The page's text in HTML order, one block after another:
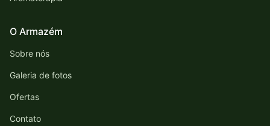
O Armazém
Sobre nós
Galeria de fotos
Ofertas
Contato